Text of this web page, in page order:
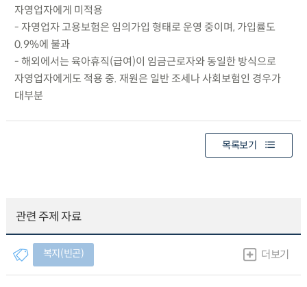
자영업자에게 미적용
- 자영업자 고용보험은 임의가입 형태로 운영 중이며, 가입률도
0.9%에 불과
- 해외에서는 육아휴직(급여)이 임금근로자와 동일한 방식으로
자영업자에게도 적용 중. 재원은 일반 조세나 사회보험인 경우가
대부분
목록보기
관련 주제 자료
복지(빈곤) 더보기